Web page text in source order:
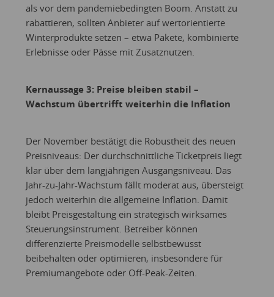
als vor dem pandemiebedingten Boom. Anstatt zu
rabattieren, sollten Anbieter auf wertorientierte
Winterprodukte setzen – etwa Pakete, kombinierte
Erlebnisse oder Pässe mit Zusatznutzen.
Kernaussage 3: Preise bleiben stabil –
Wachstum übertrifft weiterhin die Inflation
Der November bestätigt die Robustheit des neuen
Preisniveaus: Der durchschnittliche Ticketpreis liegt
klar über dem langjährigen Ausgangsniveau. Das
Jahr-zu-Jahr-Wachstum fällt moderat aus, übersteigt
jedoch weiterhin die allgemeine Inflation. Damit
bleibt Preisgestaltung ein strategisch wirksames
Steuerungsinstrument. Betreiber können
differenzierte Preismodelle selbstbewusst
beibehalten oder optimieren, insbesondere für
Premiumangebote oder Off-Peak-Zeiten.